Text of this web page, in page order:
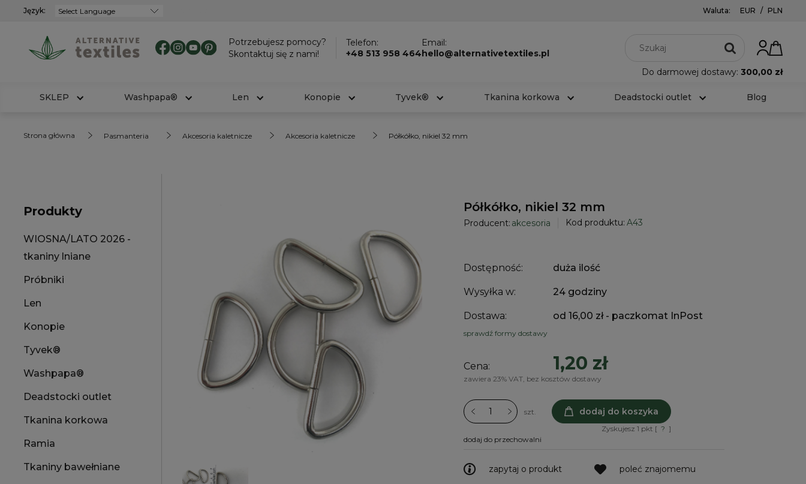
Język: Waluta: EUR / PLN
Potrzebujesz pomocy?
Skontaktuj się z nami!
Telefon:
+48 513 958 464
Email:
hello@alternativetextiles.pl
Do darmowej dostawy: 300,00 zł
SKLEP Washpapa® Len Konopie Tyvek® Tkanina korkowa Deadstocki outlet Blog
Strona główna Pasmanteria Akcesoria kaletnicze Akcesoria kaletnicze Półkółko, nikiel 32 mm
Produkty
WIOSNA/LATO 2026 -
tkaniny lniane
Próbniki
Len
Konopie
Tyvek®
Washpapa®
Deadstocki outlet
Tkanina korkowa
Ramia
Tkaniny bawełniane
Półkółko, nikiel 32 mm
Producent: akcesoria Kod produktu: A43
Dostępność: duża ilość
Wysyłka w: 24 godziny
Dostawa: od 16,00 zł - paczkomat InPost
sprawdź formy dostawy
Cena: 1,20 zł
zawiera 23% VAT, bez kosztów dostawy
szt. dodaj do koszyka
Zyskujesz 1 pkt [ ? ]
dodaj do przechowalni
zapytaj o produkt poleć znajomemu